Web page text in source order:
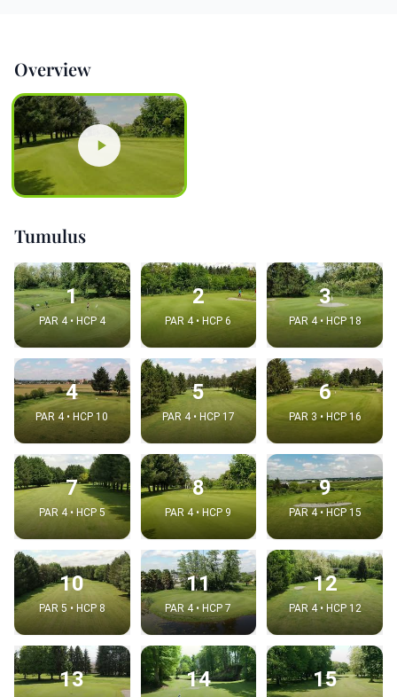
Overview
Tumulus
1
PAR 4 • HCP 4
2
PAR 4 • HCP 6
3
PAR 4 • HCP 18
4
PAR 4 • HCP 10
5
PAR 4 • HCP 17
6
PAR 3 • HCP 16
7
PAR 4 • HCP 5
8
PAR 4 • HCP 9
9
PAR 4 • HCP 15
10
PAR 5 • HCP 8
11
PAR 4 • HCP 7
12
PAR 4 • HCP 12
13 14 15